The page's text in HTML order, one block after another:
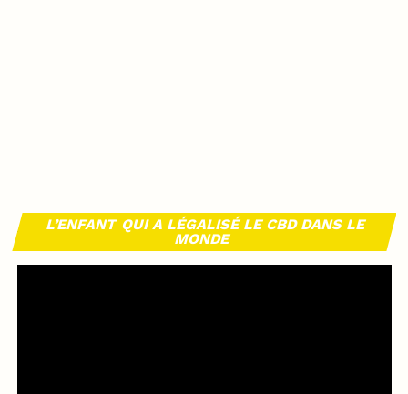
L’ENFANT QUI A LÉGALISÉ LE CBD DANS LE
MONDE